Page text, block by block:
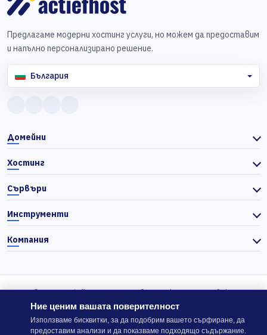
Предлагаме модерни хостинг услуги, но можем да предоставим
и напълно персонализирано решение.
България
Домейни
Хостинг
Сървъри
Инструменти
Компания
© 2026 Actiefhost. Съгласно българското търговско
законодателство цените в сайта се показват без ДДС, а ДДС се
изчислява отделно при завършване на поръчката, когато е
приложимо.
Ние ценим вашата поверителност
Използваме бисквитки, за да подобрим вашето сърфиране, да
предоставим анализи и да показваме подходящо съдържание.